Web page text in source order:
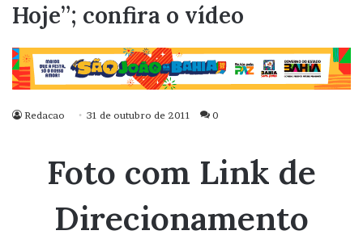
Hoje”; confira o vídeo
Redacao 31 de outubro de 2011 0
Foto com Link de
Direcionamento